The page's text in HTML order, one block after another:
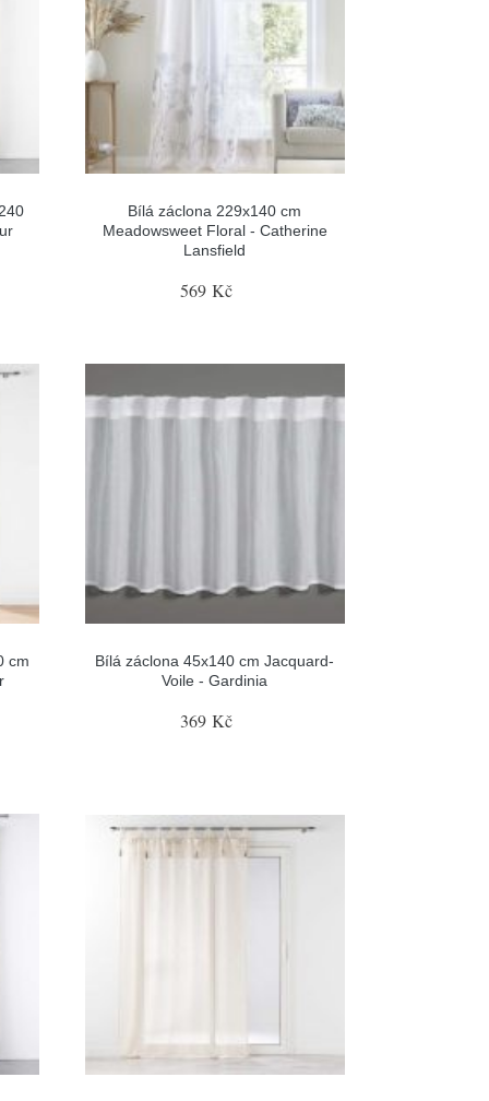
Bílá záclona 229x140 cm
Meadowsweet Floral - Catherine
Lansfield
569 Kč
cm
Bílá záclona 45x140 cm Jacquard-
Voile - Gardinia
369 Kč